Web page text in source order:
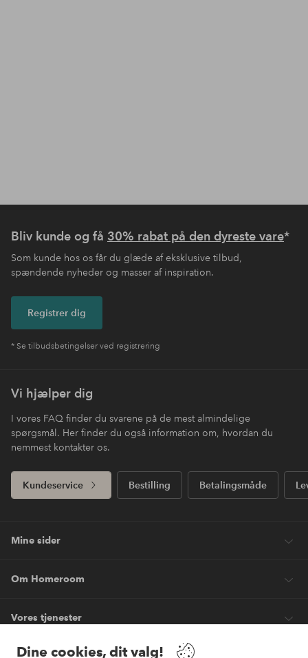
Dine cookies, dit valg!
Bliv kunde og få 30% rabat på den dyreste vare*
Som kunde hos os får du glæde af eksklusive tilbud,
spændende nyheder og masser af inspiration.
Registrer dig
* Se tilbudsbetingelser ved registrering
Vi hjælper dig
I vores FAQ finder du svarene på de mest almindelige
spørgsmål. Her finder du også information om, hvordan du
nemmest kontakter os.
Kundeservice Bestilling Betalingsmåde
Mine sider
Om Homeroom
Vores tjenester